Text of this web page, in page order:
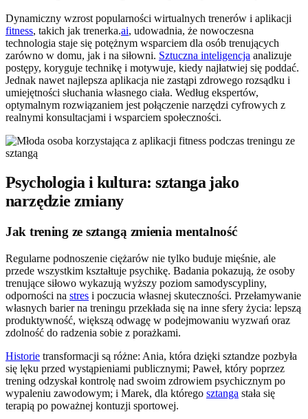
Dynamiczny wzrost popularności wirtualnych trenerów i aplikacji
fitness, takich jak trenerka.ai, udowadnia, że nowoczesna
technologia staje się potężnym wsparciem dla osób trenujących
zarówno w domu, jak i na siłowni. Sztuczna inteligencja analizuje
postępy, koryguje technikę i motywuje, kiedy najłatwiej się poddać.
Jednak nawet najlepsza aplikacja nie zastąpi zdrowego rozsądku i
umiejętności słuchania własnego ciała. Według ekspertów,
optymalnym rozwiązaniem jest połączenie narzędzi cyfrowych z
realnymi konsultacjami i wsparciem społeczności.
Psychologia i kultura: sztanga jako
narzędzie zmiany
Jak trening ze sztangą zmienia mentalność
Regularne podnoszenie ciężarów nie tylko buduje mięśnie, ale
przede wszystkim kształtuje psychikę. Badania pokazują, że osoby
trenujące siłowo wykazują wyższy poziom samodyscypliny,
odporności na stres i poczucia własnej skuteczności. Przełamywanie
własnych barier na treningu przekłada się na inne sfery życia: lepszą
produktywność, większą odwagę w podejmowaniu wyzwań oraz
zdolność do radzenia sobie z porażkami.
Historie transformacji są różne: Ania, która dzięki sztandze pozbyła
się lęku przed wystąpieniami publicznymi; Paweł, który poprzez
trening odzyskał kontrolę nad swoim zdrowiem psychicznym po
wypaleniu zawodowym; i Marek, dla którego sztanga stała się
terapią po poważnej kontuzji sportowej.